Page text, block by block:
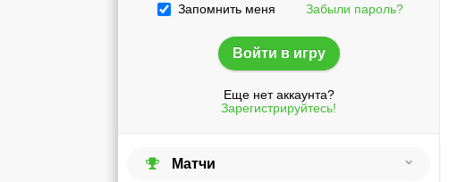
Запомнить меня Забыли пароль?
Еще нет аккаунта?
Зарегистрируйтесь!
Матчи